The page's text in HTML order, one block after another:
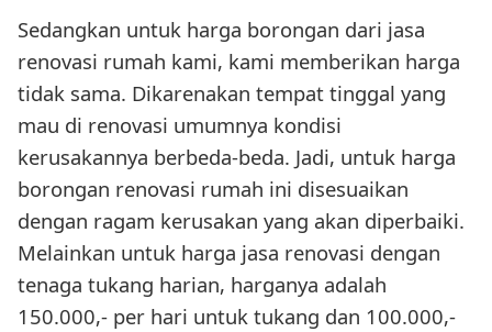
Sedangkan untuk harga borongan dari jasa
renovasi rumah kami, kami memberikan harga
tidak sama. Dikarenakan tempat tinggal yang
mau di renovasi umumnya kondisi
kerusakannya berbeda-beda. Jadi, untuk harga
borongan renovasi rumah ini disesuaikan
dengan ragam kerusakan yang akan diperbaiki.
Melainkan untuk harga jasa renovasi dengan
tenaga tukang harian, harganya adalah
150.000,- per hari untuk tukang dan 100.000,-